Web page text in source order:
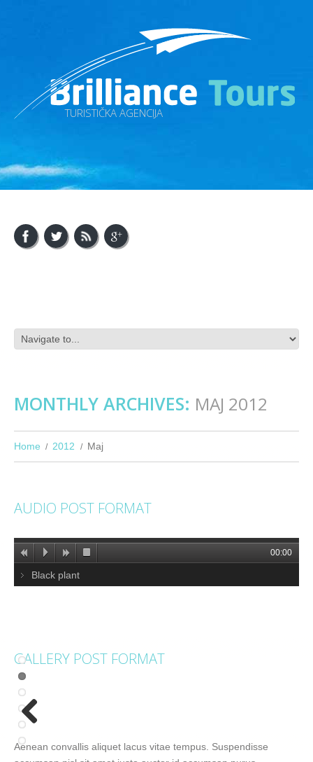
TURISTIČKA AGENCIJA
MONTHLY ARCHIVES: MAJ 2012
Home 2012 Maj
AUDIO POST FORMAT
00:00
Black plant
GALLERY POST FORMAT
Previous
Aenean convallis aliquet lacus vitae tempus. Suspendisse